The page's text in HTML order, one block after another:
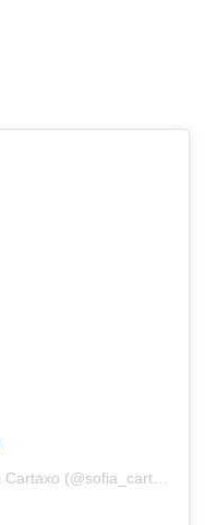
Uma publicação partilhada por Sofia Cartaxo (@sofia_cartaxo)